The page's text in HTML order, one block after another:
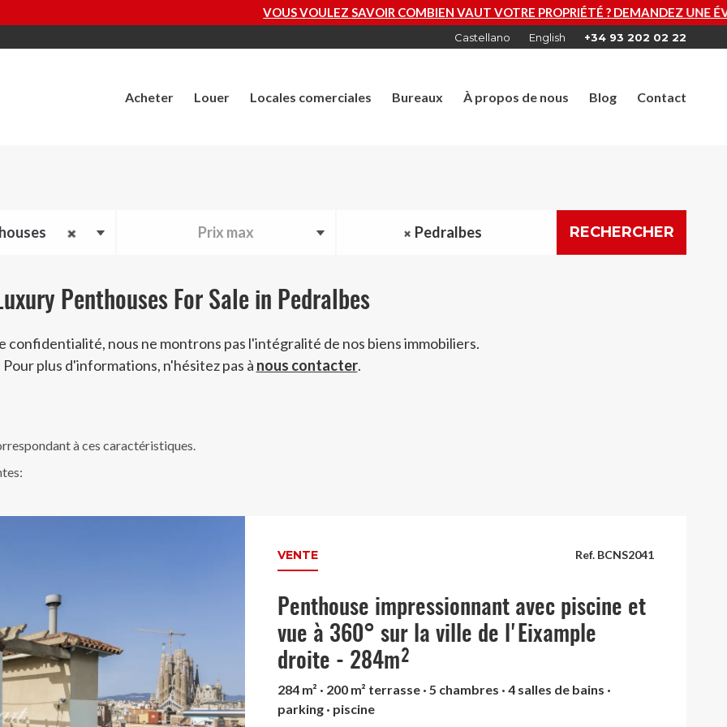
VOUS VOULEZ SAVOIR COMBIEN VAUT VOTRE PROPRIÉTÉ ? DEMANDEZ UNE ÉVALUATION GRATUITE
Castellano English +34 93 202 02 22
Acheter Louer Locales comerciales Bureaux À propos de nous Blog Contact
Prix max Pedralbes RECHERCHER
Penthouses For Sale in Pedralbes
confidentialité, nous ne montrons pas l'intégralité de nos biens immobiliers.
Pour plus d'informations, n'hésitez pas à nous contacter.
à ces caractéristiques.
Ref. BCNS2041
VENTE
Penthouse impressionnant avec piscine et
vue à 360° sur la ville de l'Eixample
droite - 284m²
284 m² · 200 m² terrasse · 5 chambres · 4 salles de bains ·
parking · piscine